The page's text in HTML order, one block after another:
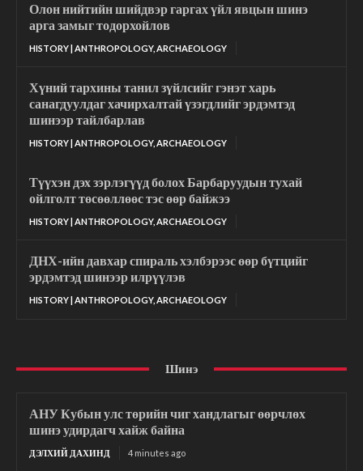
Олон нийтийн шийдвэр гаргах үйл явцын шинэ
арга замыг тодорхойлов
HISTORY | ANTHROPOLOGY, ARCHAEOLOGY
Хүний тархины танил зүйлсийг гэнэт харь
санагдуулдаг хачирхалтай үзэгдлийг эрдэмтэд
шинээр тайлбарлав
HISTORY | ANTHROPOLOGY, ARCHAEOLOGY
Түүхэн дэх зэрлэгүүд болох Барбаруудын тухай
ойлголт төсөөллөөс тэс өөр байжээ
HISTORY | ANTHROPOLOGY, ARCHAEOLOGY
ДНХ-ийн давхар спираль хэлбэрээс өөр бүтцийг
эрдэмтэд шинээр илрүүлэв
HISTORY | ANTHROPOLOGY, ARCHAEOLOGY
Шинэ
АНУ Кубын улс төрийн чиг хандлагыг өөрчлөх
шинэ удирдагч хайж байна
ДЭЛХИЙ ДАХИНД 4 minutes ago